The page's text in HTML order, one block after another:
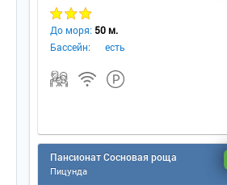
До моря: 50 м.
Бассейн:
есть
Пансионат Сосновая роща
Пицунда